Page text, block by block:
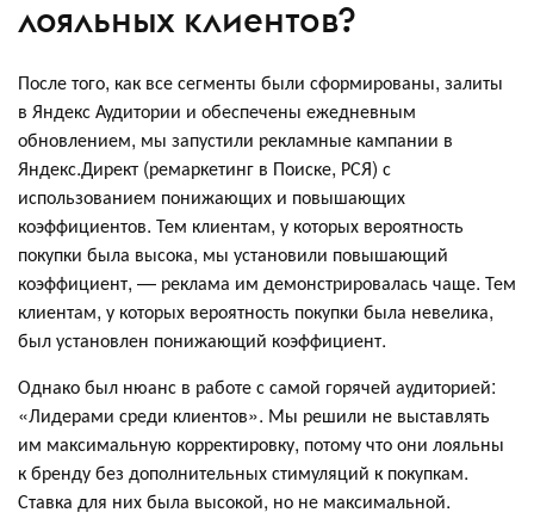
лояльных клиентов?
После того, как все сегменты были сформированы, залиты
в Яндекс Аудитории и обеспечены ежедневным
обновлением, мы запустили рекламные кампании в
Яндекс.Директ (ремаркетинг в Поиске, РСЯ) с
использованием понижающих и повышающих
коэффициентов. Тем клиентам, у которых вероятность
покупки была высока, мы установили повышающий
коэффициент, — реклама им демонстрировалась чаще. Тем
клиентам, у которых вероятность покупки была невелика,
был установлен понижающий коэффициент.
Однако был нюанс в работе с самой горячей аудиторией:
«Лидерами среди клиентов». Мы решили не выставлять
им максимальную корректировку, потому что они лояльны
к бренду без дополнительных стимуляций к покупкам.
Ставка для них была высокой, но не максимальной.